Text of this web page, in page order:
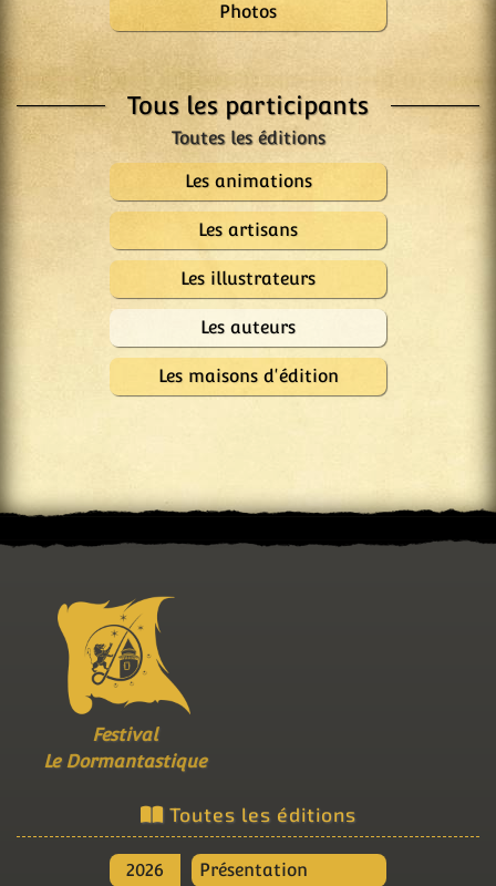
Photos
Tous les participants
Les animations
Les artisans
Les illustrateurs
Les auteurs
Les maisons d'édition
Festival
Le Dormantastique
Toutes les éditions
2026 Présentation